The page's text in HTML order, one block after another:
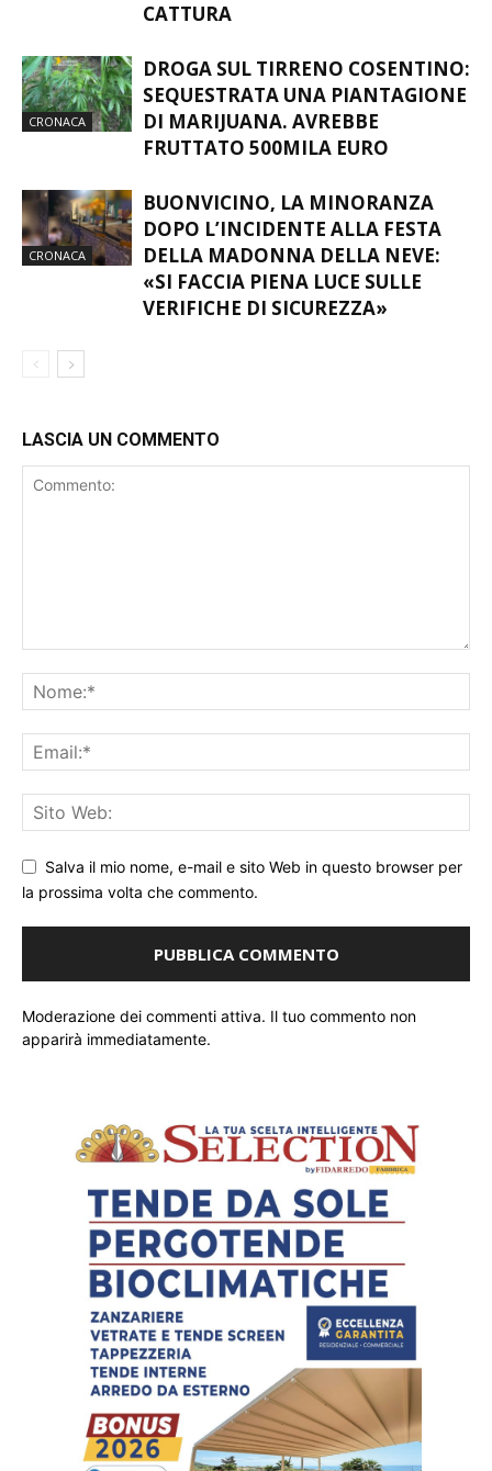
CATTURA
CRONACA
DROGA SUL TIRRENO COSENTINO:
SEQUESTRATA UNA PIANTAGIONE
DI MARIJUANA. AVREBBE
FRUTTATO 500MILA EURO
CRONACA
BUONVICINO, LA MINORANZA
DOPO L’INCIDENTE ALLA FESTA
DELLA MADONNA DELLA NEVE:
«SI FACCIA PIENA LUCE SULLE
VERIFICHE DI SICUREZZA»
LASCIA UN COMMENTO
Salva il mio nome, e-mail e sito Web in questo browser per
la prossima volta che commento.
Moderazione dei commenti attiva. Il tuo commento non
apparirà immediatamente.